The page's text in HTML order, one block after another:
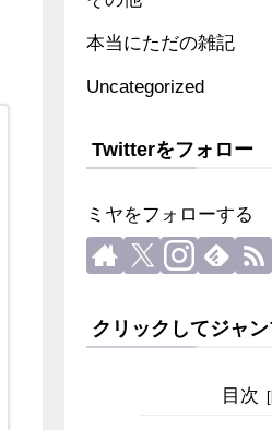
本当にただの雑記
Uncategorized
Twitterをフォロー
ミヤをフォローする
クリックしてジャ
目次